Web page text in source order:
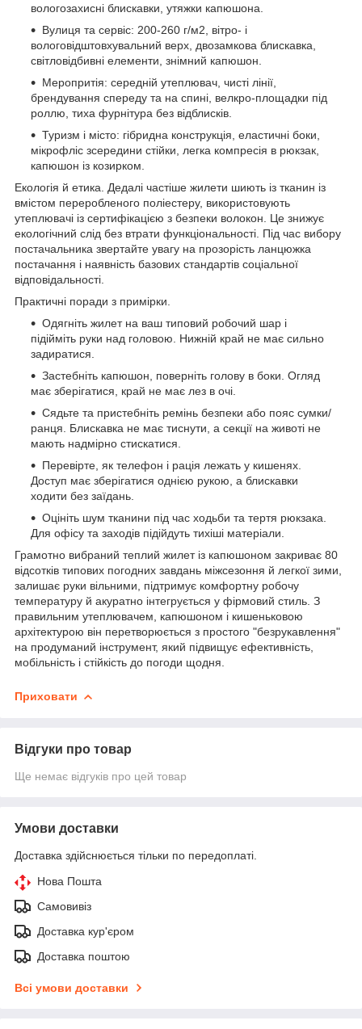
вологозахисні блискавки, утяжки капюшона.
Вулиця та сервіс: 200-260 г/м2, вітро- і
вологовідштовхувальний верх, двозамкова блискавка,
світловідбивні елементи, знімний капюшон.
Меропритія: середній утеплювач, чисті лінії,
брендування спереду та на спині, велкро-площадки під
роллю, тиха фурнітура без відблисків.
Туризм і місто: гібридна конструкція, еластичні боки,
мікрофліс зсередини стійки, легка компресія в рюкзак,
капюшон із козирком.
Екологія й етика. Дедалі частіше жилети шиють із тканин із
вмістом переробленого поліестеру, використовують
утеплювачі із сертифікацією з безпеки волокон. Це знижує
екологічний слід без втрати функціональності. Під час вибору
постачальника звертайте увагу на прозорість ланцюжка
постачання і наявність базових стандартів соціальної
відповідальності.
Практичні поради з примірки.
Одягніть жилет на ваш типовий робочий шар і
підійміть руки над головою. Нижній край не має сильно
задиратися.
Застебніть капюшон, поверніть голову в боки. Огляд
має зберігатися, край не має лез в очі.
Сядьте та пристебніть ремінь безпеки або пояс сумки/
ранця. Блискавка не має тиснути, а секції на животі не
мають надмірно стискатися.
Перевірте, як телефон і рація лежать у кишенях.
Доступ має зберігатися однією рукою, а блискавки
ходити без заїдань.
Оцініть шум тканини під час ходьби та тертя рюкзака.
Для офісу та заходів підійдуть тихіші матеріали.
Грамотно вибраний теплий жилет із капюшоном закриває 80
відсотків типових погодних завдань міжсезоння й легкої зими,
залишає руки вільними, підтримує комфортну робочу
температуру й акуратно інтегрується у фірмовий стиль. З
правильним утеплювачем, капюшоном і кишеньковою
архітектурою він перетворюється з простого "безрукавлення"
на продуманий інструмент, який підвищує ефективність,
мобільність і стійкість до погоди щодня.
Приховати
Відгуки про товар
Ще немає відгуків про цей товар
Умови доставки
Доставка здійснюється тільки по передоплаті.
Нова Пошта
Самовивіз
Доставка кур'єром
Доставка поштою
Всі умови доставки